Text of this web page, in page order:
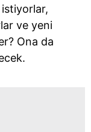
istiyorlar,
ve yeni
Ona da